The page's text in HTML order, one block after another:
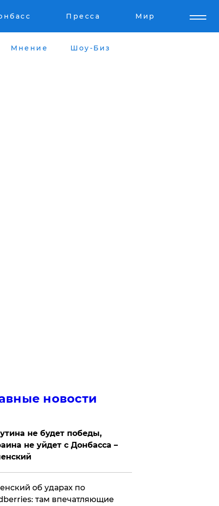
Пресса Мир
Мнение Шоу-Биз
новости
не будет победы,
не уйдет с Донбасса –
об ударах по
там впечатляющие